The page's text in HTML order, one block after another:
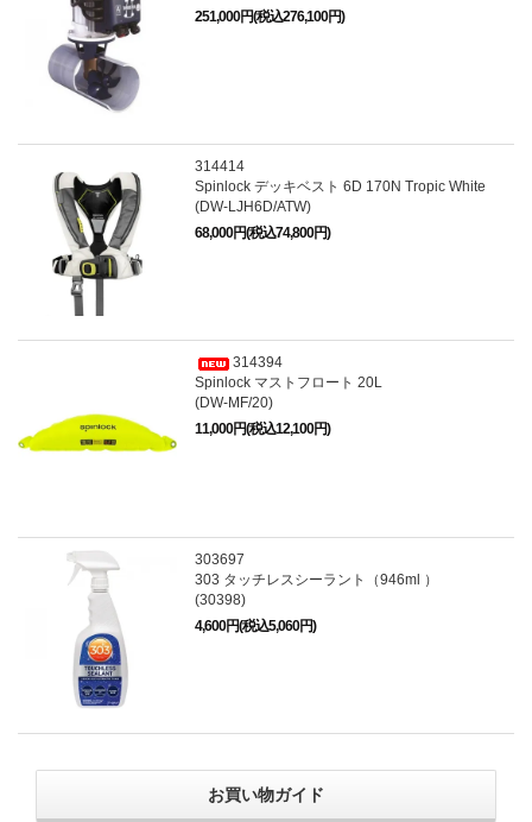
251,000円(税込276,100円)
314414
Spinlock デッキベスト 6D 170N Tropic White
(DW-LJH6D/ATW)
68,000円(税込74,800円)
314394
Spinlock マストフロート 20L
(DW-MF/20)
11,000円(税込12,100円)
303697
303 タッチレスシーラント（946ml ）
(30398)
4,600円(税込5,060円)
お買い物ガイド